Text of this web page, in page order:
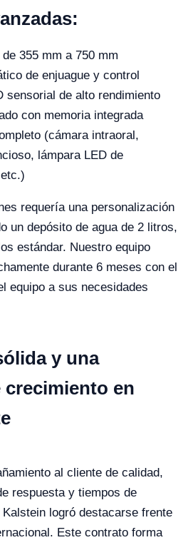
355 mm a 750 mm
de enjuague y control
sensorial de alto rendimiento
con memoria integrada
(cámara intraoral,
lámpara LED de
requería una personalización
un depósito de agua de 2 litros,
estándar. Nuestro equipo
durante 6 meses con el
equipo a sus necesidades
y una
crecimiento en
al cliente de calidad,
respuesta y tiempos de
logró destacarse frente
Este contrato forma